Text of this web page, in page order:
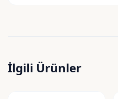
İlgili Ürünler